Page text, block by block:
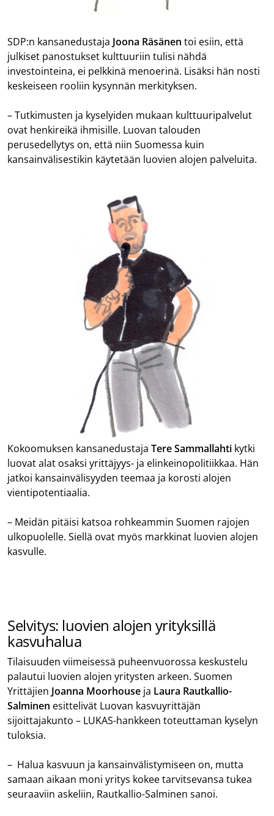
SDP:n kansanedustaja Joona Räsänen toi esiin, että
julkiset panostukset kulttuuriin tulisi nähdä
investointeina, ei pelkkinä menoerinä. Lisäksi hän nosti
keskeiseen rooliin kysynnän merkityksen.
– Tutkimusten ja kyselyiden mukaan kulttuuripalvelut
ovat henkireikä ihmisille. Luovan talouden
perusedellytys on, että niin Suomessa kuin
kansainvälisestikin käytetään luovien alojen palveluita.
Kokoomuksen kansanedustaja Tere Sammallahti kytki
luovat alat osaksi yrittäjyys- ja elinkeinopolitiikkaa. Hän
jatkoi kansainvälisyyden teemaa ja korosti alojen
vientipotentiaalia.
– Meidän pitäisi katsoa rohkeammin Suomen rajojen
ulkopuolelle. Siellä ovat myös markkinat luovien alojen
kasvulle.
Selvitys: luovien alojen yrityksillä
kasvuhalua
Tilaisuuden viimeisessä puheenvuorossa keskustelu
palautui luovien alojen yritysten arkeen. Suomen
Yrittäjien Joanna Moorhouse ja Laura Rautkallio-
Salminen esittelivät Luovan kasvuyrittäjän
sijoittajakunto – LUKAS-hankkeen toteuttaman kyselyn
tuloksia.
– Halua kasvuun ja kansainvälistymiseen on, mutta
samaan aikaan moni yritys kokee tarvitsevansa tukea
seuraaviin askeliin, Rautkallio-Salminen sanoi.